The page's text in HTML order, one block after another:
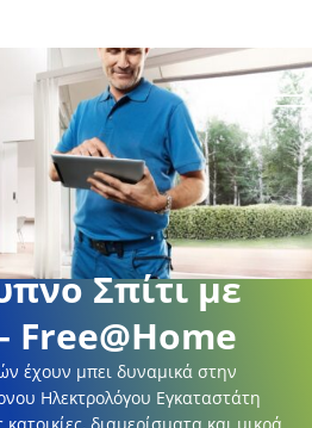
Σπίτι με
Free@Home
έχουν μπει δυναμικά στην
Ηλεκτρολόγου Εγκαταστάτη